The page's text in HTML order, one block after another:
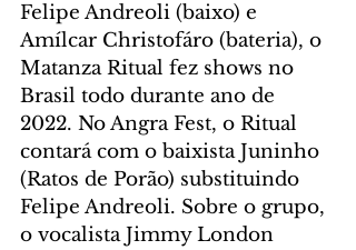
Felipe Andreoli (baixo) e
Amílcar Christofáro (bateria), o
Matanza Ritual fez shows no
Brasil todo durante ano de
2022. No Angra Fest, o Ritual
contará com o baixista Juninho
(Ratos de Porão) substituindo
Felipe Andreoli. Sobre o grupo,
o vocalista Jimmy London